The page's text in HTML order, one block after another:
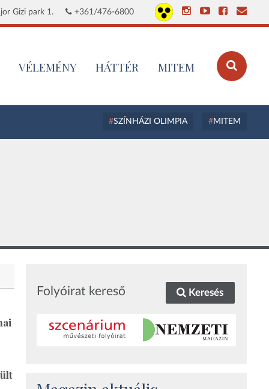
Gizi park 1. +361/476-6800
VÉLEMÉNY HÁTTÉR MITEM
SZÍNHÁZI OLIMPIA MITEM
Folyóirat kereső Keresés